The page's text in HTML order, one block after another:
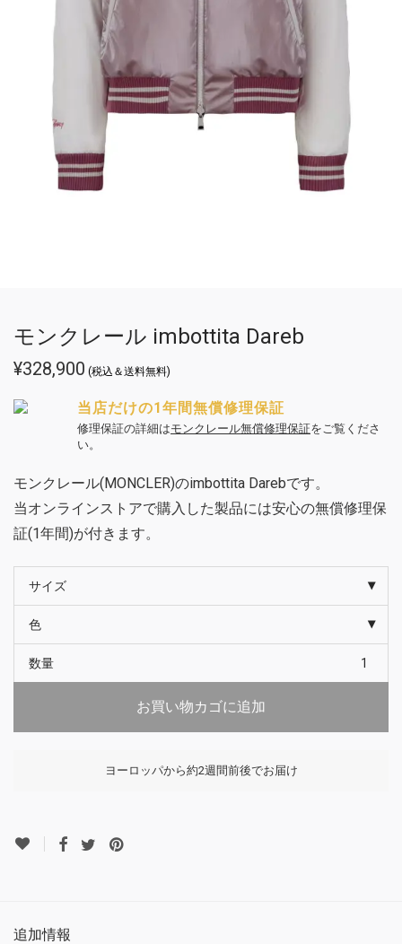
モンクレール imbottita Dareb
¥328,900 (税込＆送料無料)
当店だけの1年間無償修理保証
修理保証の詳細はモンクレール無償修理保証をご覧くださ
い。
モンクレール(MONCLER)のimbottita Darebです。
当オンラインストアで購入した製品には安心の無償修理保
証(1年間)が付きます。
サイズ
色
数量
お買い物カゴに追加
ヨーロッパから約2週間前後でお届け
追加情報